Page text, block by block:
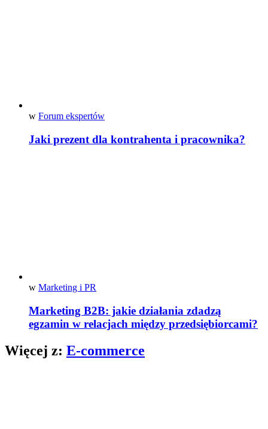
w Forum ekspertów
Jaki prezent dla kontrahenta i pracownika?
w Marketing i PR
Marketing B2B: jakie działania zdadzą
egzamin w relacjach między przedsiębiorcami?
Więcej z: E-commerce